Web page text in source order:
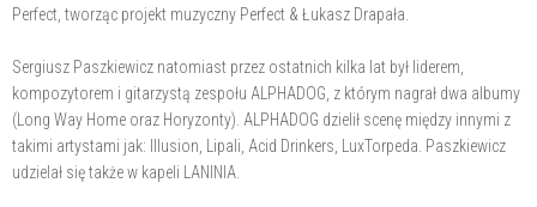
Perfect, tworząc projekt muzyczny Perfect & Łukasz Drapała.
Sergiusz Paszkiewicz natomiast przez ostatnich kilka lat był liderem,
kompozytorem i gitarzystą zespołu ALPHADOG, z którym nagrał dwa albumy
(Long Way Home oraz Horyzonty). ALPHADOG dzielił scenę między innymi z
takimi artystami jak: Illusion, Lipali, Acid Drinkers, LuxTorpeda. Paszkiewicz
udzielał się także w kapeli LANINIA.